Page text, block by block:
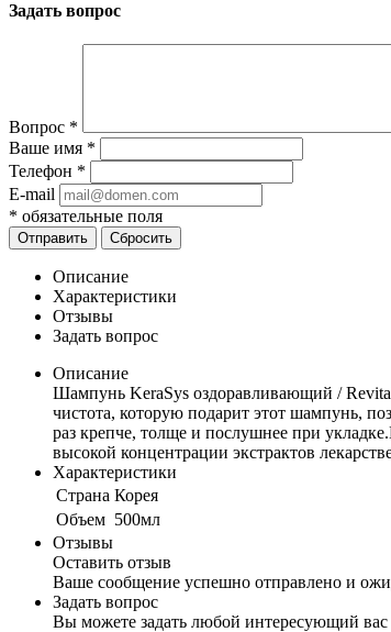
Задать вопрос
Вопрос *
Ваше имя *
Телефон *
E-mail
* обязательные поля
Отправить Сбросить
Описание
Характеристики
Отзывы
Задать вопрос
Описание
Шампунь KeraSys оздоравливающий /
чистота, которую подарит этот шампунь,
раз крепче, толще и послушнее при
высокой концентрации экстрактов
Характеристики
Cтрана Корея
Объем 500мл
Отзывы
Оставить отзыв
Ваше сообщение успешно отправлено и
Задать вопрос
Вы можете задать любой интересующий вас